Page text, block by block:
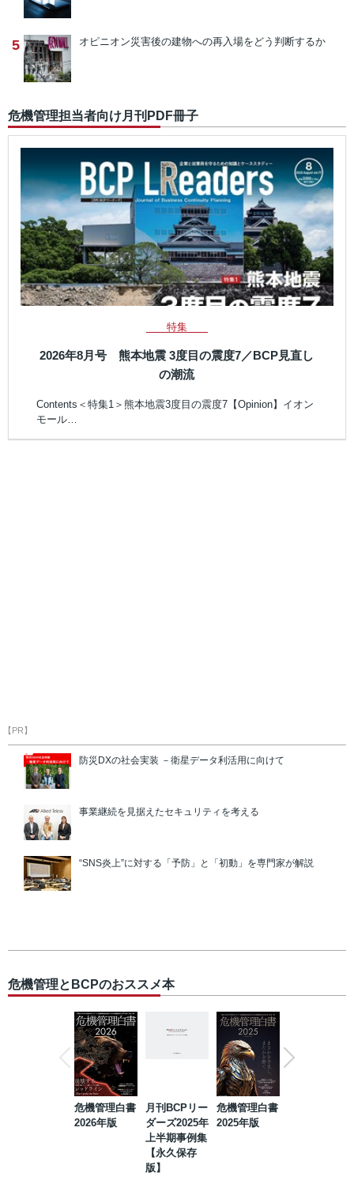
5 オピニオン災害後の建物への再入場をどう判断するか
危機管理担当者向け月刊PDF冊子
特集
2026年8月号 熊本地震 3度目の震度7／BCP見直し
の潮流
Contents＜特集1＞熊本地震3度目の震度7【Opinion】イオン
モール…
【PR】
防災DXの社会実装 －衛星データ利活用に向けて
事業継続を見据えたセキュリティを考える
“SNS炎上”に対する「予防」と「初動」を専門家が解説
危機管理とBCPのおススメ本
危機管理白書
2026年版
月刊BCPリー
ダーズ2025年
上半期事例集
【永久保存
版】
危機管理白書
2025年版